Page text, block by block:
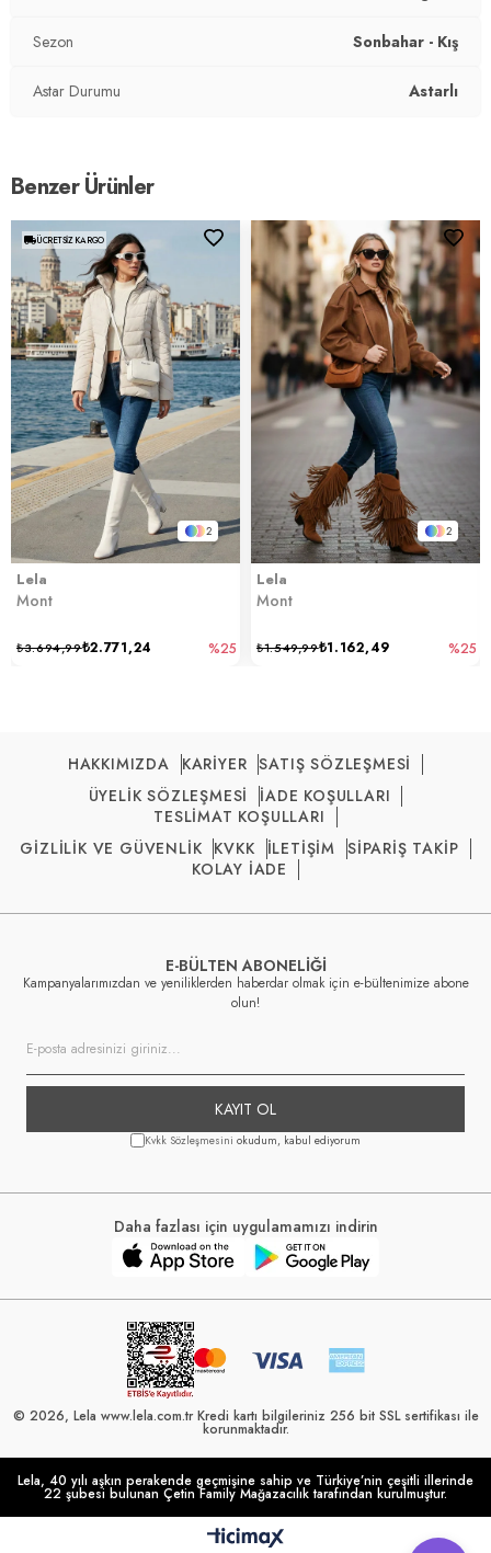
Sezon Sonbahar - Kış
Astar Durumu Astarlı
Benzer Ürünler
2
Lela
Mont
₺2.771,24
₺3.694,99 %25
ÜCRETSIZ KARGO
2
Lela
Mont
₺1.162,49
₺1.549,99 %25
HAKKIMIZDA KARİYER SATIŞ SÖZLEŞMESİ
ÜYELİK SÖZLEŞMESİ
İADE KOŞULLARI
TESLİMAT KOŞULLARI
GİZLİLİK VE GÜVENLİK KVKK İLETİŞİM
SİPARİŞ TAKİP
KOLAY İADE
E-BÜLTEN ABONELİĞİ
Kampanyalarımızdan ve yeniliklerden haberdar olmak için e-bültenimize abone
olun!
KAYIT OL
Kvkk Sözleşmesini okudum, kabul ediyorum
Daha fazlası için uygulamamızı indirin
© 2026, Lela www.lela.com.tr Kredi kartı bilgileriniz 256 bit SSL sertifikası ile
korunmaktadır.
Lela, 40 yılı aşkın perakende geçmişine sahip ve Türkiye’nin çeşitli illerinde
22 şubesi bulunan Çetin Family Mağazacılık tarafından kurulmuştur.